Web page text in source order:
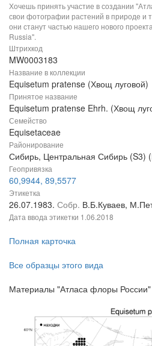
Хочешь принять участие в создании
свои фотографии растений в природе и
они станут частью нашего нового
Russia".
Штрихкод
MW0003183
Название в коллекции
Equisetum pratense (Хвощ луговой)
Принятое название
Equisetum pratense Ehrh. (Хвощ
Семейство
Equisetaceae
Районирование
Сибирь, Центральная Сибирь (S3)
Геопривязка
60,9944, 89,5577
Этикетка
26.07.1983. Собр. В.Б.Куваев,
Дата ввода этикетки 1.06.2018
Полная карточка
Все образцы этого вида
Материалы "Атласа флоры